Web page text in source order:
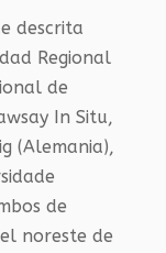
descrita
Regional
de
In Situ,
(Alemania),
de
noreste de